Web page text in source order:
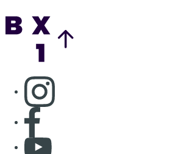
Consulter page Instagram
Consulter page Facebook
Consulter Youtube